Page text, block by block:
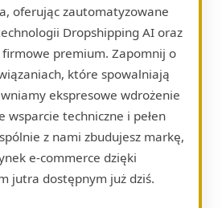
oferując zautomatyzowane
Dropshipping AI oraz
premium. Zapomnij o
które spowalniają
ekspresowe wdrożenie
wsparcie techniczne i pełen
z nami zbudujesz markę,
e-commerce dzięki
jutra dostępnym już dziś.